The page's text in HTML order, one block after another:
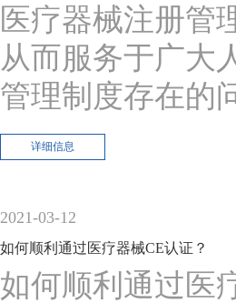
医疗器械注册管
从而服务于广大
管理制度存在的
详细信息
2021-03-12
如何顺利通过医疗器械CE认证？
如何顺利通过医